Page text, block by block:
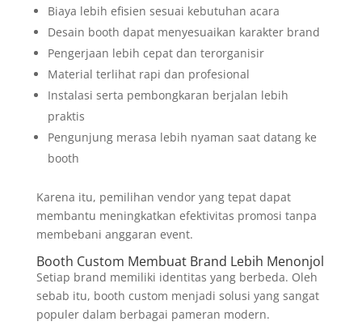
Biaya lebih efisien sesuai kebutuhan acara
Desain booth dapat menyesuaikan karakter brand
Pengerjaan lebih cepat dan terorganisir
Material terlihat rapi dan profesional
Instalasi serta pembongkaran berjalan lebih
praktis
Pengunjung merasa lebih nyaman saat datang ke
booth
Karena itu, pemilihan vendor yang tepat dapat
membantu meningkatkan efektivitas promosi tanpa
membebani anggaran event.
Booth Custom Membuat Brand Lebih Menonjol
Setiap brand memiliki identitas yang berbeda. Oleh
sebab itu, booth custom menjadi solusi yang sangat
populer dalam berbagai pameran modern.